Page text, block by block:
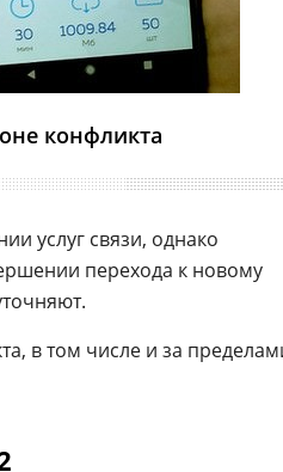
конфликта
услуг связи, однако
перехода к новому
в том числе и за